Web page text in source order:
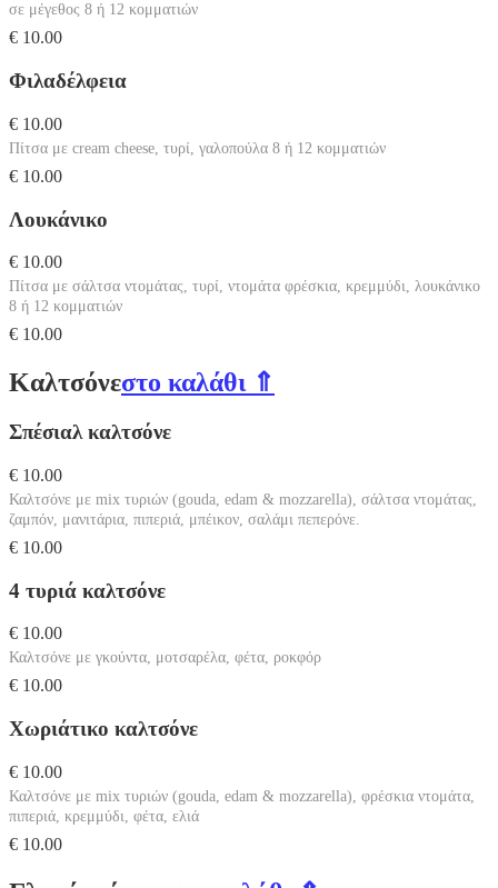
σε μέγεθος 8 ή 12 κομματιών
€ 10.00
Φιλαδέλφεια
€ 10.00
Πίτσα με cream cheese, τυρί, γαλοπούλα 8 ή 12 κομματιών
€ 10.00
Λουκάνικο
€ 10.00
Πίτσα με σάλτσα ντομάτας, τυρί, ντομάτα φρέσκια, κρεμμύδι, λουκάνικο
8 ή 12 κομματιών
€ 10.00
Καλτσόνεστο καλάθι ⇑
Σπέσιαλ καλτσόνε
€ 10.00
Καλτσόνε με mix τυριών (gouda, edam & mozzarella), σάλτσα ντομάτας,
ζαμπόν, μανιτάρια, πιπεριά, μπέικον, σαλάμι πεπερόνε.
€ 10.00
4 τυριά καλτσόνε
€ 10.00
Καλτσόνε με γκούντα, μοτσαρέλα, φέτα, ροκφόρ
€ 10.00
Χωριάτικο καλτσόνε
€ 10.00
Καλτσόνε με mix τυριών (gouda, edam & mozzarella), φρέσκια ντομάτα,
πιπεριά, κρεμμύδι, φέτα, ελιά
€ 10.00